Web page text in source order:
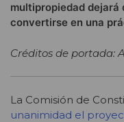
multipropiedad dejará
convertirse en una
Créditos de portada:
La Comisión de
unanimidad el